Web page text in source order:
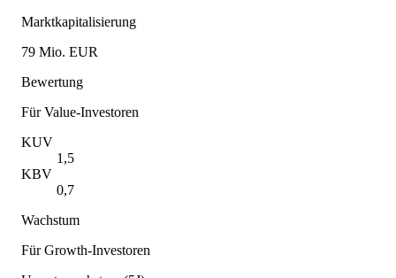
Marktkapitalisierung
79 Mio. EUR
Bewertung
Für Value-Investoren
KUV
1,5
KBV
0,7
Wachstum
Für Growth-Investoren